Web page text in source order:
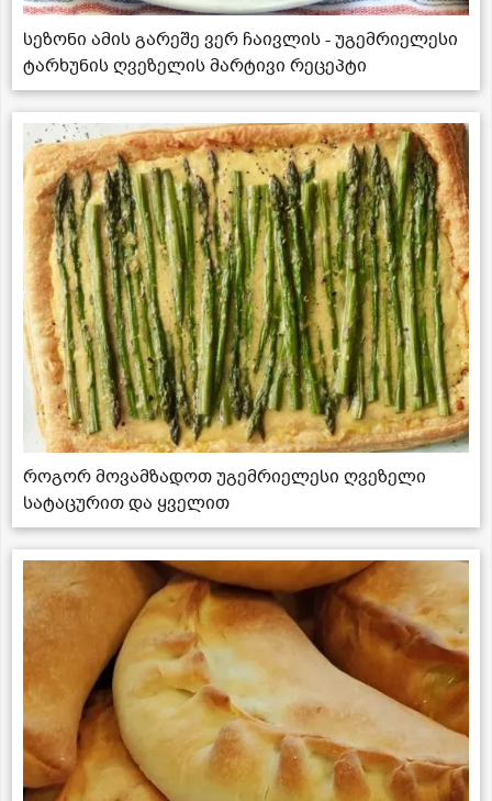
სეზონი ამის გარეშე ვერ ჩაივლის - უგემრიელესი
ტარხუნის ღვეზელის მარტივი რეცეპტი
როგორ მოვამზადოთ უგემრიელესი ღვეზელი
სატაცურით და ყველით